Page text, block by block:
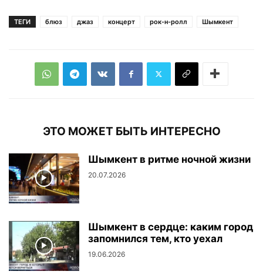
ТЕГИ блюз джаз концерт рок-н-ролл Шымкент
ЭТО МОЖЕТ БЫТЬ ИНТЕРЕСНО
Шымкент в ритме ночной жизни
20.07.2026
Шымкент в сердце: каким город
запомнился тем, кто уехал
19.06.2026